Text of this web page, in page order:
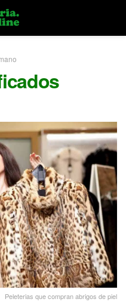
Peleterias que compran abrigos de piel